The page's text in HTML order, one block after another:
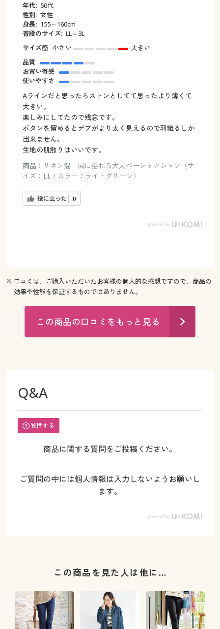
年代: 50代
性別: 女性
身長: 155～160cm
普段のサイズ: LL～3L
サイズ感 小さい
大きい
品質
お買い得感
使いやすさ
Aラインだと思ったらストンとしてて思ったより薄くて
大きい。
楽しみにしてたので残念です。
ボタンを留めるとデブがより太く見えるので羽織るしか
出来ません。
生地の肌触りはいいです。
商品： リネン混 風に揺れる大人ベーシックシャツ（サ
イズ：LL / カラー：ライトグリーン）
役に立った 0
※ 口コミは、ご購入いただいたお客様の個人的な感想ですので、商品の
効果や性能を保証するものではありません。
この商品の口コミをもっと見る
Q&A
質問する
商品に関する質問をご投稿ください。
ご質問の中には個人情報は入力しないようお願いし
ます。
この商品を見た人は他に…